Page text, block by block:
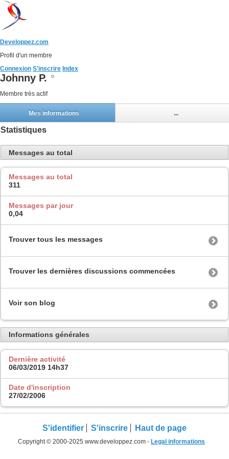
Developpez.com
Profil d'un membre
Connexion S'inscrire Index
Johnny P.
Membre très actif
Mes informations ...
Statistiques
Messages au total
Messages au total
311
Messages par jour
0,04
Trouver tous les messages
Trouver les dernières discussions commencées
Voir son blog
Informations générales
Dernière activité
06/03/2019 14h37
Date d'inscription
27/02/2006
S'identifier S'inscrire Haut de page
Copyright © 2000-2025 www.developpez.com - Legal informations